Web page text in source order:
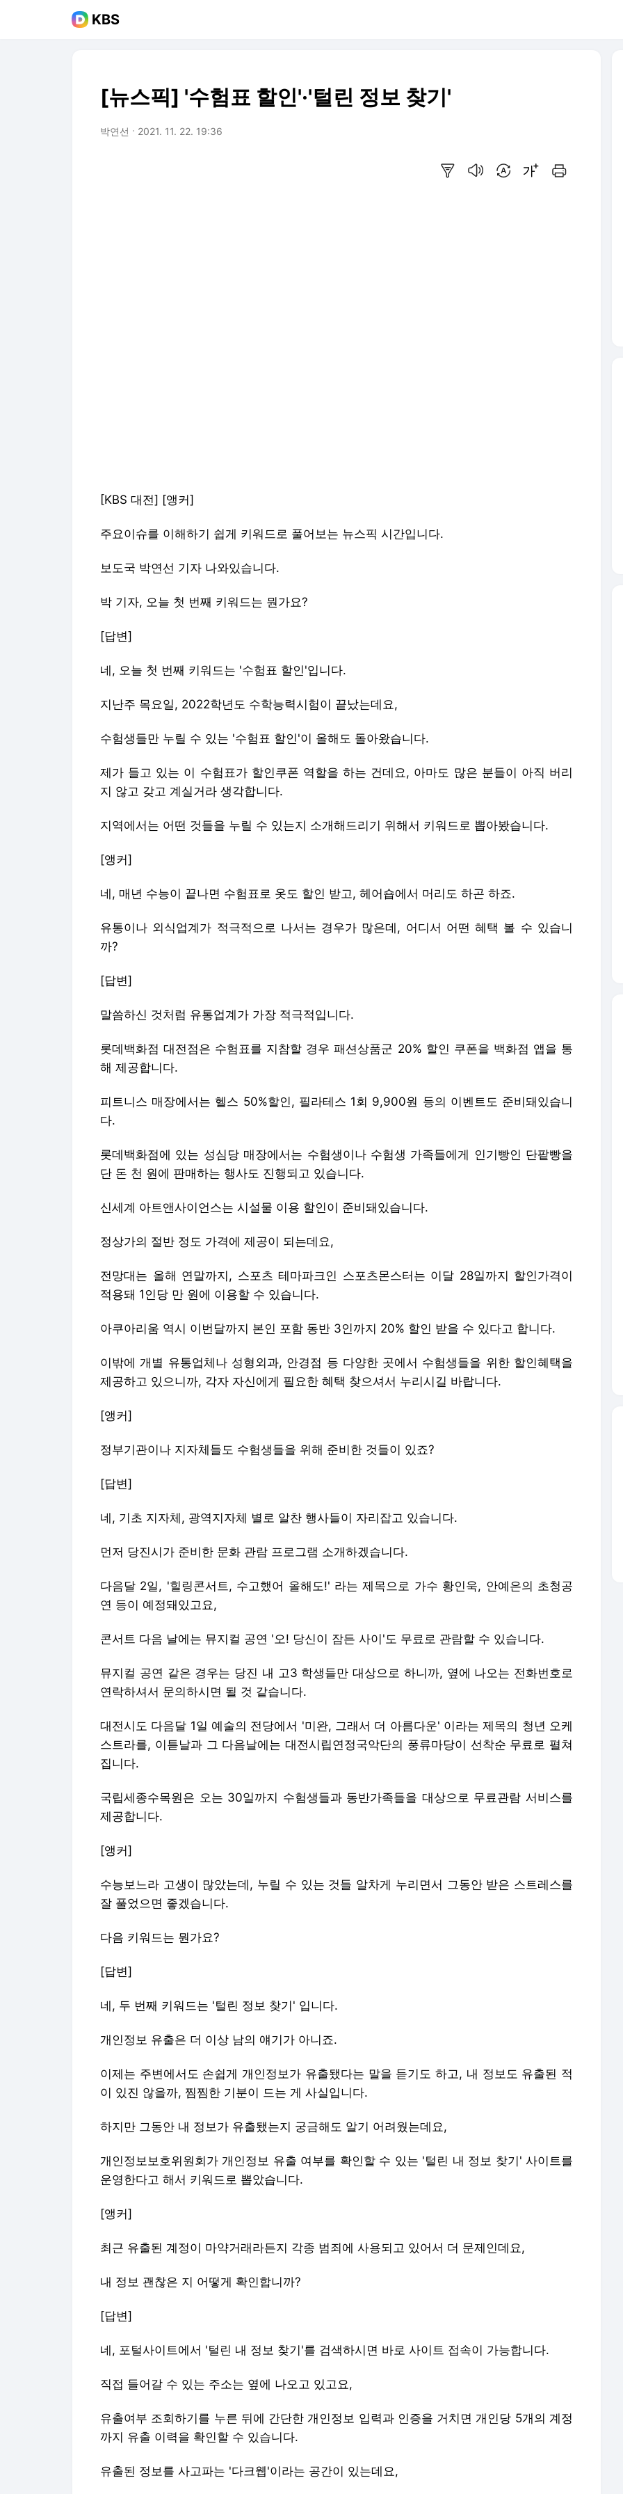
KBS
[뉴스픽] '수험표 할인'·'털린 정보 찾기'
박연선 2021. 11. 22. 19:36
[KBS 대전] [앵커]
주요이슈를 이해하기 쉽게 키워드로 풀어보는 뉴스픽 시간입니다.
보도국 박연선 기자 나와있습니다.
박 기자, 오늘 첫 번째 키워드는 뭔가요?
[답변]
네, 오늘 첫 번째 키워드는 '수험표 할인'입니다.
지난주 목요일, 2022학년도 수학능력시험이 끝났는데요,
수험생들만 누릴 수 있는 '수험표 할인'이 올해도 돌아왔습니다.
제가 들고 있는 이 수험표가 할인쿠폰 역할을 하는 건데요, 아마도 많은 분들이 아직 버리
지 않고 갖고 계실거라 생각합니다.
지역에서는 어떤 것들을 누릴 수 있는지 소개해드리기 위해서 키워드로 뽑아봤습니다.
[앵커]
네, 매년 수능이 끝나면 수험표로 옷도 할인 받고, 헤어숍에서 머리도 하곤 하죠.
유통이나 외식업계가 적극적으로 나서는 경우가 많은데, 어디서 어떤 혜택 볼 수 있습니
까?
[답변]
말씀하신 것처럼 유통업계가 가장 적극적입니다.
롯데백화점 대전점은 수험표를 지참할 경우 패션상품군 20% 할인 쿠폰을 백화점 앱을 통
해 제공합니다.
피트니스 매장에서는 헬스 50%할인, 필라테스 1회 9,900원 등의 이벤트도 준비돼있습니
다.
롯데백화점에 있는 성심당 매장에서는 수험생이나 수험생 가족들에게 인기빵인 단팥빵을
단 돈 천 원에 판매하는 행사도 진행되고 있습니다.
신세계 아트앤사이언스는 시설물 이용 할인이 준비돼있습니다.
정상가의 절반 정도 가격에 제공이 되는데요,
전망대는 올해 연말까지, 스포츠 테마파크인 스포츠몬스터는 이달 28일까지 할인가격이
적용돼 1인당 만 원에 이용할 수 있습니다.
아쿠아리움 역시 이번달까지 본인 포함 동반 3인까지 20% 할인 받을 수 있다고 합니다.
이밖에 개별 유통업체나 성형외과, 안경점 등 다양한 곳에서 수험생들을 위한 할인혜택을
제공하고 있으니까, 각자 자신에게 필요한 혜택 찾으셔서 누리시길 바랍니다.
[앵커]
정부기관이나 지자체들도 수험생들을 위해 준비한 것들이 있죠?
[답변]
네, 기초 지자체, 광역지자체 별로 알찬 행사들이 자리잡고 있습니다.
먼저 당진시가 준비한 문화 관람 프로그램 소개하겠습니다.
다음달 2일, '힐링콘서트, 수고했어 올해도!' 라는 제목으로 가수 황인욱, 안예은의 초청공
연 등이 예정돼있고요,
콘서트 다음 날에는 뮤지컬 공연 '오! 당신이 잠든 사이'도 무료로 관람할 수 있습니다.
뮤지컬 공연 같은 경우는 당진 내 고3 학생들만 대상으로 하니까, 옆에 나오는 전화번호로
연락하셔서 문의하시면 될 것 같습니다.
대전시도 다음달 1일 예술의 전당에서 '미완, 그래서 더 아름다운' 이라는 제목의 청년 오케
스트라를, 이튿날과 그 다음날에는 대전시립연정국악단의 풍류마당이 선착순 무료로 펼쳐
집니다.
국립세종수목원은 오는 30일까지 수험생들과 동반가족들을 대상으로 무료관람 서비스를
제공합니다.
[앵커]
수능보느라 고생이 많았는데, 누릴 수 있는 것들 알차게 누리면서 그동안 받은 스트레스를
잘 풀었으면 좋겠습니다.
다음 키워드는 뭔가요?
[답변]
네, 두 번째 키워드는 '털린 정보 찾기' 입니다.
개인정보 유출은 더 이상 남의 얘기가 아니죠.
이제는 주변에서도 손쉽게 개인정보가 유출됐다는 말을 듣기도 하고, 내 정보도 유출된 적
이 있진 않을까, 찜찜한 기분이 드는 게 사실입니다.
하지만 그동안 내 정보가 유출됐는지 궁금해도 알기 어려웠는데요,
개인정보보호위원회가 개인정보 유출 여부를 확인할 수 있는 '털린 내 정보 찾기' 사이트를
운영한다고 해서 키워드로 뽑았습니다.
[앵커]
최근 유출된 계정이 마약거래라든지 각종 범죄에 사용되고 있어서 더 문제인데요,
내 정보 괜찮은 지 어떻게 확인합니까?
[답변]
네, 포털사이트에서 '털린 내 정보 찾기'를 검색하시면 바로 사이트 접속이 가능합니다.
직접 들어갈 수 있는 주소는 옆에 나오고 있고요,
유출여부 조회하기를 누른 뒤에 간단한 개인정보 입력과 인증을 거치면 개인당 5개의 계정
까지 유출 이력을 확인할 수 있습니다.
유출된 정보를 사고파는 '다크웹'이라는 공간이 있는데요,